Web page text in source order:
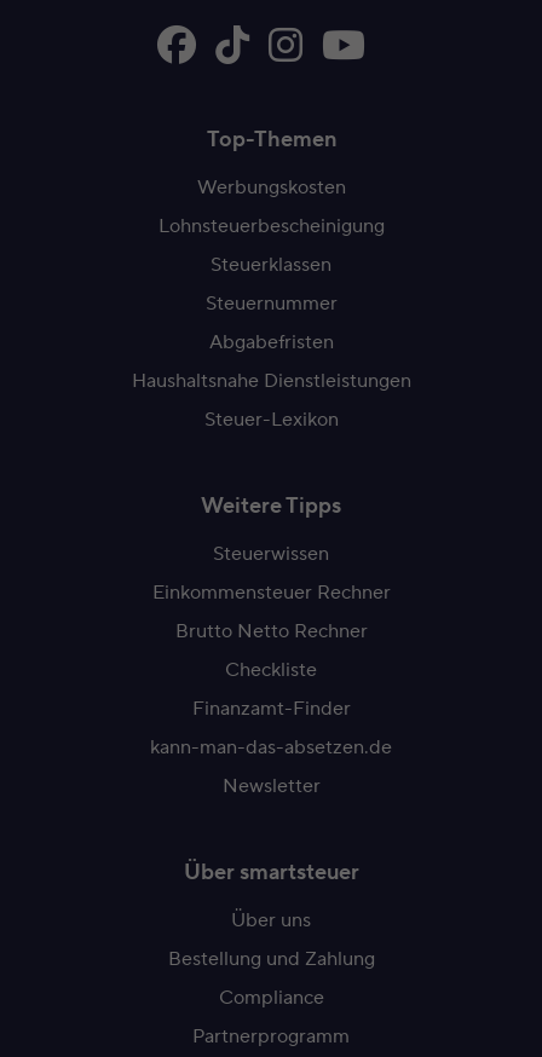
Top-Themen
Werbungskosten
Lohnsteuerbescheinigung
Steuerklassen
Steuernummer
Abgabefristen
Haushaltsnahe Dienstleistungen
Steuer-Lexikon
Weitere Tipps
Steuerwissen
Einkommensteuer Rechner
Brutto Netto Rechner
Checkliste
Finanzamt-Finder
kann-man-das-absetzen.de
Newsletter
Über smartsteuer
Über uns
Bestellung und Zahlung
Compliance
Partnerprogramm